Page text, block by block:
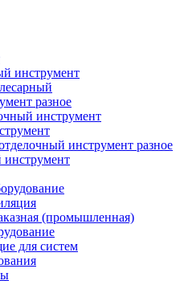
инструмент
разное
инструмент
инструмент разное
(промышленная)
для систем